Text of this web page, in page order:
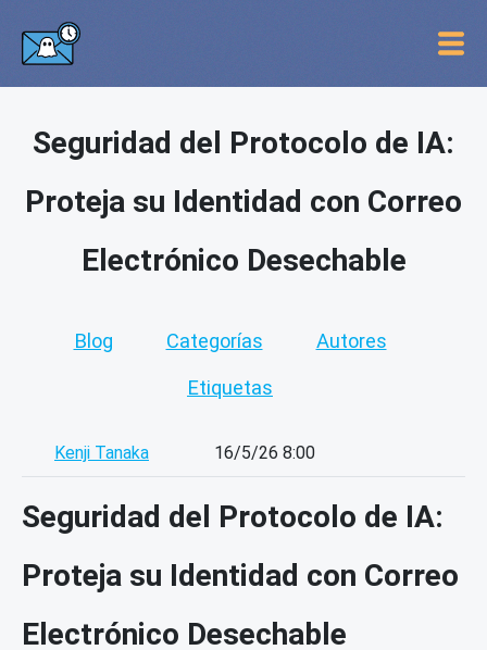
Seguridad del Protocolo de IA:
Proteja su Identidad con Correo
Electrónico Desechable
Blog Categorías Autores
Etiquetas
Kenji Tanaka 16/5/26 8:00
Seguridad del Protocolo de IA:
Proteja su Identidad con Correo
Electrónico Desechable